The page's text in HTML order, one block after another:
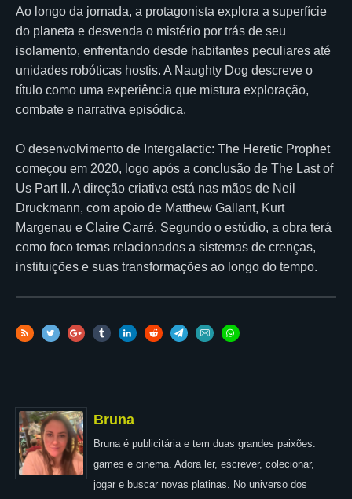
Ao longo da jornada, a protagonista explora a superfície
do planeta e desvenda o mistério por trás de seu
isolamento, enfrentando desde habitantes peculiares até
unidades robóticas hostis. A Naughty Dog descreve o
título como uma experiência que mistura exploração,
combate e narrativa episódica.
O desenvolvimento de Intergalactic: The Heretic Prophet
começou em 2020, logo após a conclusão de The Last of
Us Part II. A direção criativa está nas mãos de Neil
Druckmann, com apoio de Matthew Gallant, Kurt
Margenau e Claire Carré. Segundo o estúdio, a obra terá
como foco temas relacionados a sistemas de crenças,
instituições e suas transformações ao longo do tempo.
Bruna
Bruna é publicitária e tem duas grandes paixões:
games e cinema. Adora ler, escrever, colecionar,
jogar e buscar novas platinas. No universo dos